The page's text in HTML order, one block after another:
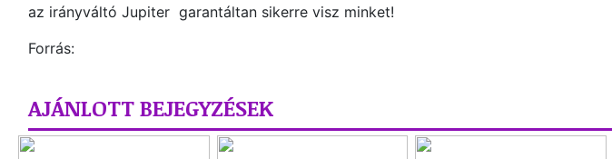
az irányváltó Jupiter garantáltan sikerre visz minket!
Forrás:
AJÁNLOTT BEJEGYZÉSEK